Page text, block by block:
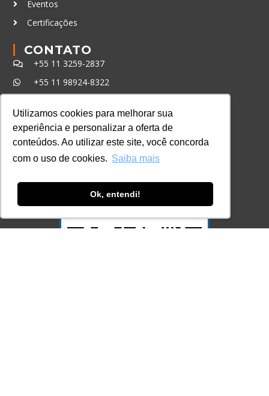
Utilizamos cookies para melhorar sua
experiência e personalizar a oferta de
conteúdos. Ao utilizar este site, você concorda
com o uso de cookies. Saiba mais
Ok, entendi!
Eventos
Certificações
CONTATO
+55 11 3259-2837
+55 11 98924-8322
Ferramenta Antifraude
Consulte aqui o cadastro da Instituição no